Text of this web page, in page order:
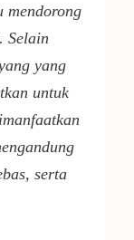
mendorong
Selain
yang
untuk
serta